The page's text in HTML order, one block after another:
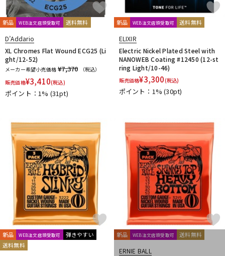
新品 WEB注文店頭受取可 送料無料
D’Addario
XL Chromes Flat Wound ECG25 (Li
ght/12-52)
メーカー希望小売価格 ¥7,370
（税込）
販売価格¥3,410(税込)
ポイント：1% (31pt)
新品 WEB注文店頭受取可 送料無料
ELIXIR
Electric Nickel Plated Steel with
NANOWEB Coating #12450 (12-st
ring Light/10-46)
販売価格¥3,300(税込)
ポイント：1%(30pt)
新品 WEB注文店頭受取可
弾きやすい
送料無料
新品 WEB注文店頭受取可 送料無料
ERNIE BALL